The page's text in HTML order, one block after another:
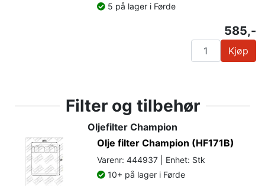
5 på lager i Førde
585,-
Kjøp
Filter og tilbehør
Oljefilter Champion
Olje filter Champion (HF171B)
Varenr: 444937 | Enhet: Stk
10+ på lager i Førde